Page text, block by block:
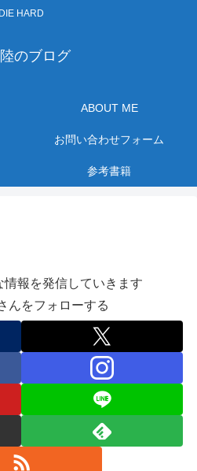
DIE HARD
のブログ
ABOUT ME
お問い合わせフォーム
参考書籍
報を発信していきます
んをフォローする